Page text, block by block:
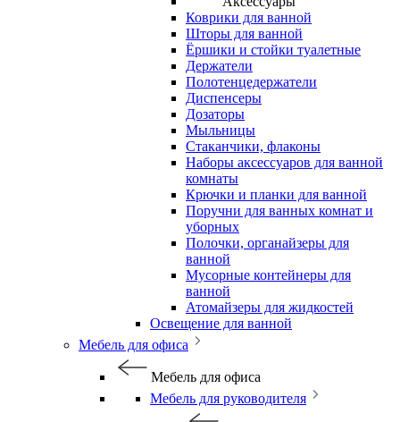
Коврики для ванной
Шторы для ванной
Ёршики и стойки туалетные
Держатели
Полотенцедержатели
Диспенсеры
Дозаторы
Мыльницы
Стаканчики, флаконы
Наборы аксессуаров для ванной
комнаты
Крючки и планки для ванной
Поручни для ванных комнат и
уборных
Полочки, органайзеры для
ванной
Мусорные контейнеры для
ванной
Атомайзеры для жидкостей
Освещение для ванной
Мебель для офиса
Мебель для офиса
Мебель для руководителя